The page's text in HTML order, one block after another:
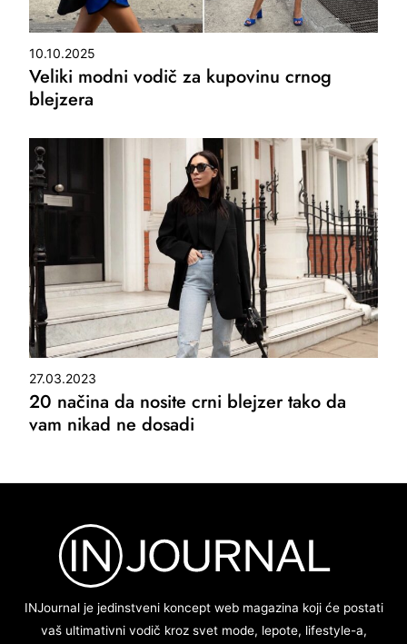
10.10.2025
Veliki modni vodič za kupovinu crnog
blejzera
27.03.2023
20 načina da nosite crni blejzer tako da
vam nikad ne dosadi
INJournal je jedinstveni koncept web magazina koji će postati
vaš ultimativni vodič kroz svet mode, lepote, lifestyle-a,